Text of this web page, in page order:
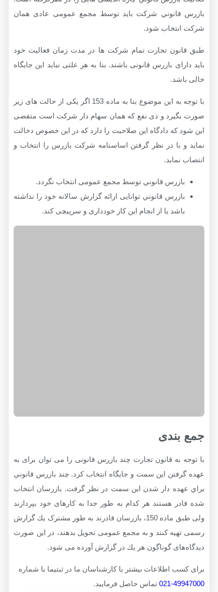
قانوني شركت بايد توسط مجمع عمومی عادی همان
شود.
تجارت تمام شرکت ها در مدت زمان فعالیت خود
بازرس قانونی باشند. بنا به هر علتی نباید این جایگاه
با توجه به این موضوع بنا به ماده 153 اگر یکی از حالت های زیر
و ذی نفع که همان سهام دار شرکت است متقضی
که دادگاه این صلاحیت را دارد که در این خصوص دخالت
با در نظر گرفتن اساسنامه شرکت بازرس را انتخاب و
قانوني توسط مجمع عمومی انتخاب نگردد.
قانوني توانایی ارائه گزارش سالانه خود را نداشته
یا از انجام این کار خودداری و سرپیچی کند.
به قانون تجارت چند بازرس قانونی را می توان برای به
این سمت و جایگاه انتخاب کرد. چند بازرس قانوني
دار شدن اين سمت در نظر گرفت. بازرسان انتخاب
هستند هر کدام به طور جدا به کارهای خود بپردازند
ولی طبق ماده 150، بازرسان قادرند به طور مشترک يك گزارش
کنند و به مجمع عمومی تحویل بدهند، در این صورت
گوناگون هر يك در گزارش آورده می شود.
اطلاعات بیشتر با کارشناسان ما در ثبتیما با شماره
تماس حاصل فرمایید.